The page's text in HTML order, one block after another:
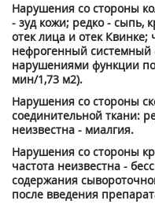
Нарушения со стороны
- зуд кожи; редко - сыпь,
отек лица и отек Квинке;
нефрогенный системный
нарушениями функции
мин/1,73 м2).
Нарушения со стороны
соединительной ткани:
неизвестна - миалгия.
Нарушения со стороны
частота неизвестна -
содержания
после введения